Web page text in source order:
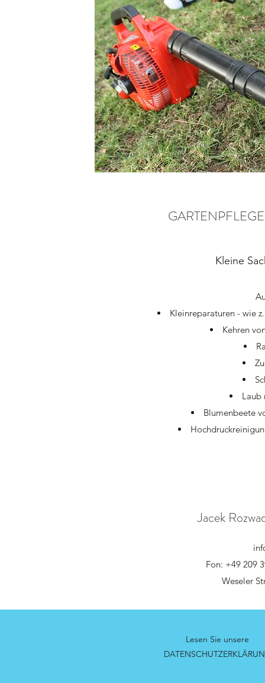
Kleine
Kleinreparaturen - wie
Kehren
Laub
Blumenbeete
Jacek
Fon: +49 209
Weseler
Lesen Sie unsere